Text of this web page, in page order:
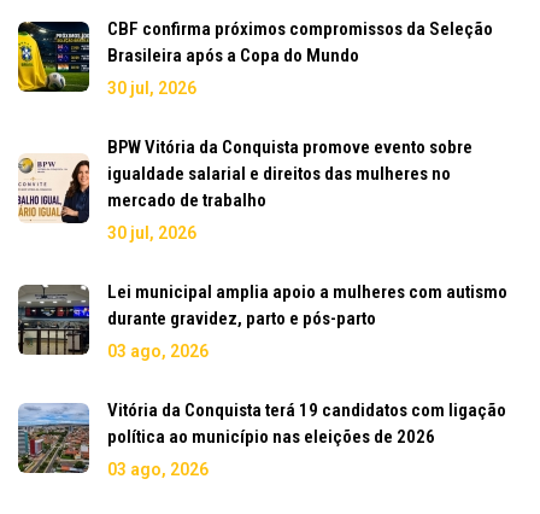
CBF confirma próximos compromissos da Seleção
Brasileira após a Copa do Mundo
30 jul, 2026
BPW Vitória da Conquista promove evento sobre
igualdade salarial e direitos das mulheres no
mercado de trabalho
30 jul, 2026
Lei municipal amplia apoio a mulheres com autismo
durante gravidez, parto e pós-parto
03 ago, 2026
Vitória da Conquista terá 19 candidatos com ligação
política ao município nas eleições de 2026
03 ago, 2026